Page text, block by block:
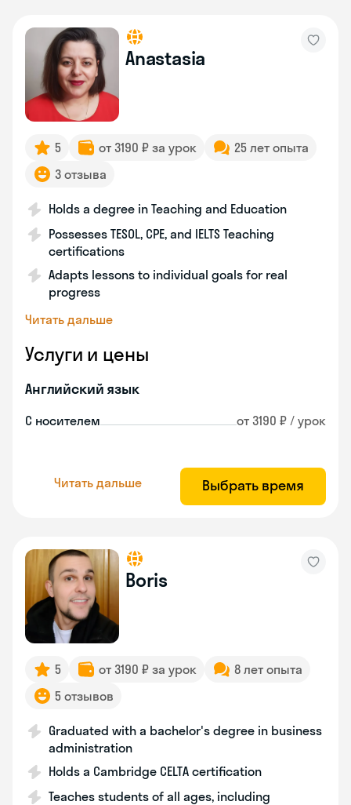
Anastasia
5 от 3190 ₽ за урок
25 лет опыта
3 отзыва
Holds a degree in Teaching and Education
Possesses TESOL, CPE, and IELTS Teaching
certifications
Adapts lessons to individual goals for real
progress
Читать дальше
Услуги и цены
Английский язык
С носителем от 3190 ₽ / урок
Читать дальше Выбрать время
Boris
5 от 3190 ₽ за урок
8 лет опыта
5 отзывов
Graduated with a bachelor's degree in business
administration
Holds a Cambridge CELTA certification
Teaches students of all ages, including